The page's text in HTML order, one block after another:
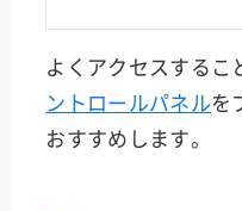
よくアクセスするこ
ントロールパネルを
おすすめします。